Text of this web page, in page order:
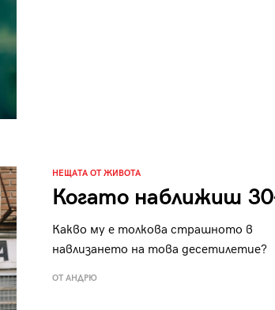
НЕЩАТА ОТ ЖИВОТА
Когато наближиш
Какво му е толкова страшното в
навлизането на това десетилетие?
ОТ АНДРЮ